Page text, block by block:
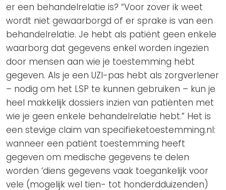
er een behandelrelatie is? “Voor zover ik weet
wordt niet gewaarborgd of er sprake is van een
behandelrelatie. Je hebt als patiënt geen enkele
waarborg dat gegevens enkel worden ingezien
door mensen aan wie je toestemming hebt
gegeven. Als je een UZI-pas hebt als zorgverlener
– nodig om het LSP te kunnen gebruiken – kun je
heel makkelijk dossiers inzien van patiënten met
wie je geen enkele behandelrelatie hebt.” Het is
een stevige claim van specifieketoestemming.nl:
wanneer een patiënt toestemming heeft
gegeven om medische gegevens te delen
worden ‘diens gegevens vaak toegankelijk voor
vele (mogelijk wel tien- tot honderdduizenden)